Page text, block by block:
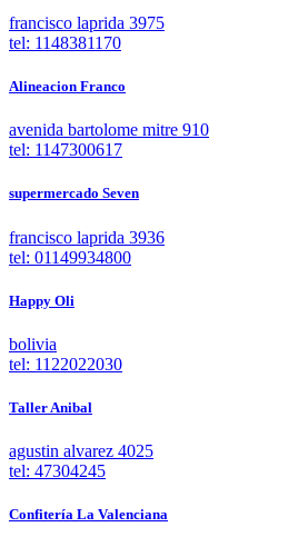
francisco laprida 3975
tel: 1148381170
Alineacion Franco
avenida bartolome mitre 910
tel: 1147300617
supermercado Seven
francisco laprida 3936
tel: 01149934800
Happy Oli
bolivia
tel: 1122022030
Taller Anibal
agustin alvarez 4025
tel: 47304245
Confitería La Valenciana